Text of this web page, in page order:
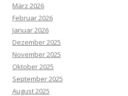
März 2026
Februar 2026
Januar 2026
Dezember 2025
November 2025
Oktober 2025
September 2025
August 2025